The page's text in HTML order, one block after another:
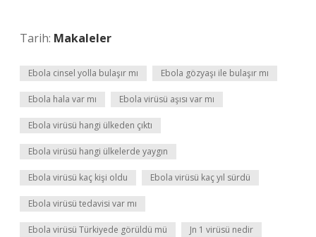
Tarih: Makaleler
Ebola cinsel yolla bulaşır mı Ebola gözyaşı ile bulaşır mı
Ebola hala var mı Ebola virüsü aşısı var mı
Ebola virüsü hangi ülkeden çıktı
Ebola virüsü hangi ülkelerde yaygın
Ebola virüsü kaç kişi oldu Ebola virüsü kaç yıl sürdü
Ebola virüsü tedavisi var mı
Ebola virüsü Türkiyede görüldü mü Jn 1 virüsü nedir